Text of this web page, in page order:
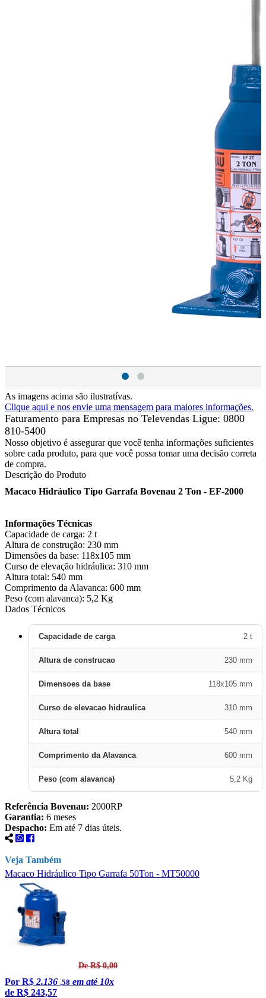
As imagens acima são ilustratívas.
Clique aqui e nos envie uma mensagem para maiores informações.
Faturamento para Empresas no Televendas Ligue: 0800
810-5400
Nosso objetivo é assegurar que você tenha informações suficientes
sobre cada produto, para que você possa tomar uma decisão correta
de compra.
Descrição do Produto
Macaco Hidráulico Tipo Garrafa Bovenau 2 Ton - EF-2000
Informações Técnicas
Capacidade de carga: 2 t
Altura de construção: 230 mm
Dimensões da base: 118x105 mm
Curso de elevação hidráulica: 310 mm
Altura total: 540 mm
Comprimento da Alavanca: 600 mm
Peso (com alavanca): 5,2 Kg
Dados Técnicos
Capacidade de carga 2 t
Altura de construcao 230 mm
Dimensoes da base 118x105 mm
Curso de elevacao hidraulica 310 mm
Altura total 540 mm
Comprimento da Alavanca 600 mm
Peso (com alavanca) 5,2 Kg
Referência Bovenau: 2000RP
Garantia: 6 meses
Despacho: Em até 7 dias úteis.
Veja Também
Macaco Hidráulico Tipo Garrafa 50Ton - MT50000
De R$ 0,00
Por R$ 2.136 ,58 em até 10x
de R$ 243,57